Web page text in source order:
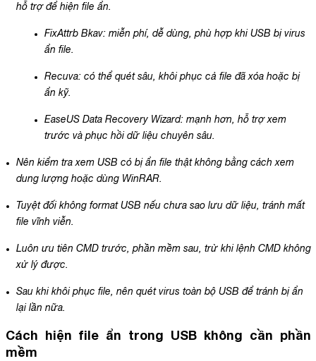
hỗ trợ để hiện file ẩn.
FixAttrb Bkav: miễn phí, dễ dùng, phù hợp khi USB bị virus
ẩn file.
Recuva: có thể quét sâu, khôi phục cả file đã xóa hoặc bị
ẩn kỹ.
EaseUS Data Recovery Wizard: mạnh hơn, hỗ trợ xem
trước và phục hồi dữ liệu chuyên sâu.
Nên kiểm tra xem USB có bị ẩn file thật không bằng cách xem
dung lượng hoặc dùng WinRAR.
Tuyệt đối không format USB nếu chưa sao lưu dữ liệu, tránh mất
file vĩnh viễn.
Luôn ưu tiên CMD trước, phần mềm sau, trừ khi lệnh CMD không
xử lý được.
Sau khi khôi phục file, nên quét virus toàn bộ USB để tránh bị ẩn
lại lần nữa.
Cách hiện file ẩn trong USBkhông cần phần
mềm